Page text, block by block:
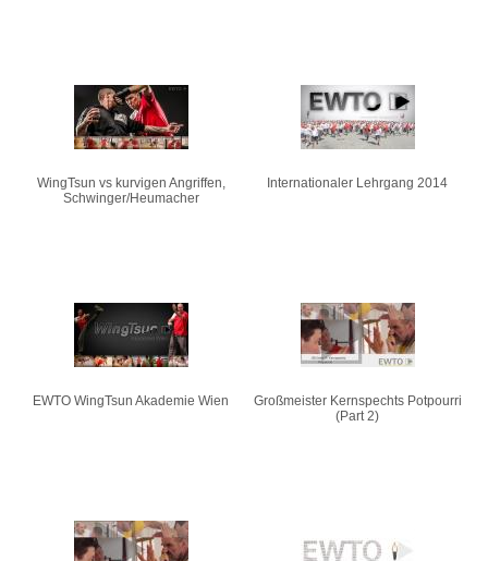
WingTsun vs kurvigen Angriffen,
Schwinger/Heumacher
Internationaler Lehrgang 2014
EWTO WingTsun Akademie Wien
Großmeister Kernspechts Potpourri
(Part 2)